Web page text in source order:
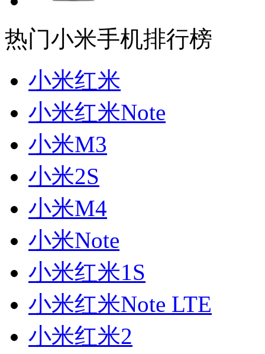
热门小米手机排行榜
小米红米
小米红米Note
小米M3
小米2S
小米M4
小米Note
小米红米1S
小米红米Note LTE
小米红米2